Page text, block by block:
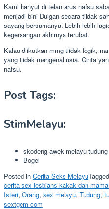
Kami hanyut di telan arus nafsu
menjadi bini Dulgan secara tiidak
sayang bersamanya. Lebih lebih
kegersangan akhirnya terubat.
Kalau diikutkan mmg tiidak logik,
yang tiidak mengenal usia. Cinta
nafsu.
Post Tags:
StimMelayu:
skodeng awek melayu
Bogel
Posted in Cerita Seks MelayuTagged
cerita sex lesbians kakak dan
Isteri, Orang, sex melayu, Tudung,
sextgem com